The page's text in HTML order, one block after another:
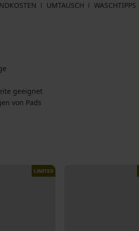
UMTAUSCH WASCHTIPPS
geeignet
von Pads
LIMITED